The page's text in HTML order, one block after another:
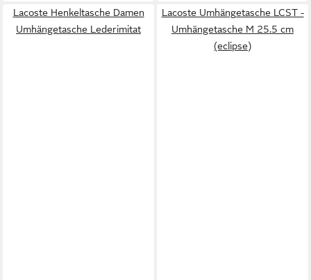
Lacoste Henkeltasche Damen
Umhängetasche Lederimitat
Lacoste Umhängetasche LCST -
Umhängetasche M 25.5 cm
(eclipse)